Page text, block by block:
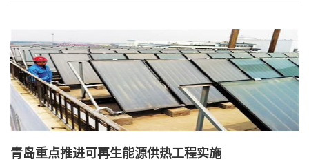
青岛重点推进可再生能源供热工程实施